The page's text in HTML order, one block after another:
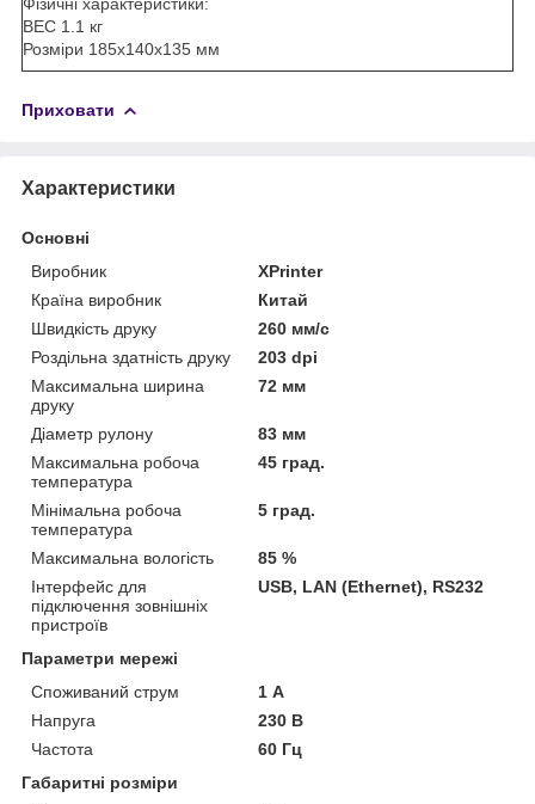
ВЕС 1.1 кг
Розміри 185x140x135 мм
Приховати
Характеристики
Основні
Виробник
XPrinter
Країна виробник
Китай
Швидкість друку
260 мм/с
Роздільна здатність друку
203 dpi
Максимальна ширина
друку
72 мм
Діаметр рулону
83 мм
Максимальна робоча
температура
45 град.
Мінімальна робоча
температура
5 град.
Максимальна вологість
85 %
Інтерфейс для
підключення зовнішніх
пристроїв
USB, LAN (Ethernet), RS232
Параметри мережі
Споживаний струм
1 А
Напруга
230 В
Частота
60 Гц
Габаритні розміри